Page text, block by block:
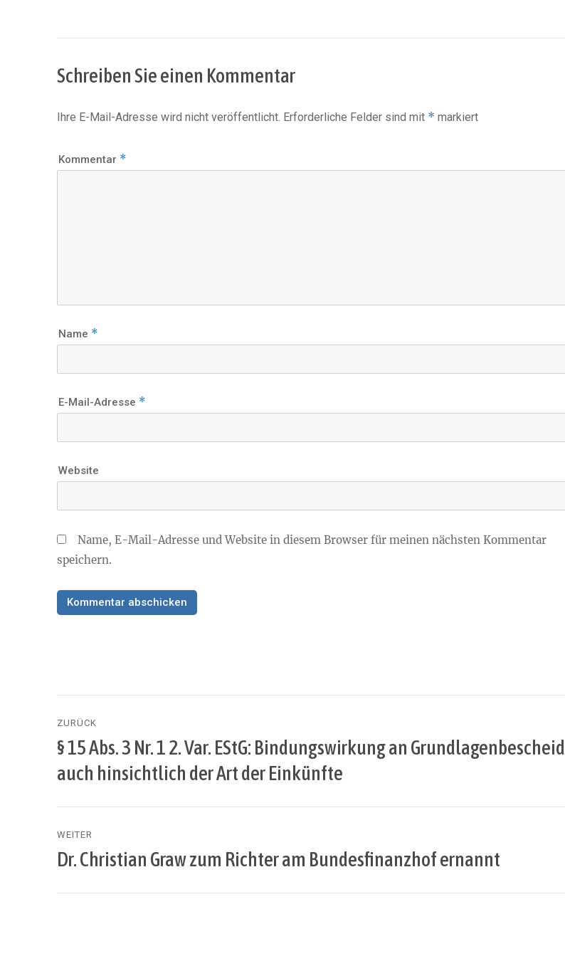
Schreiben Sie einen Kommentar
Ihre E-Mail-Adresse wird nicht veröffentlicht. Erforderliche Felder sind mit * markiert
Kommentar *
Name *
E-Mail-Adresse *
Website
Name, E-Mail-Adresse und Website in diesem Browser für meinen nächsten Kommentar
speichern.
ZURÜCK
Vorheriger
Beitrag:
§ 15 Abs. 3 Nr. 1 2. Var. EStG: Bindungswirkung an Grundlagenbescheid
auch hinsichtlich der Art der Einkünfte
WEITER
Nächster
Dr. Christian Graw zum Richter am Bundesfinanzhof ernannt